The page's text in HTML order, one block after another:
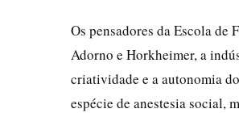
Os pensadores da Escola de
Adorno e Horkheimer, a
criatividade e a autonomia
espécie de anestesia social,